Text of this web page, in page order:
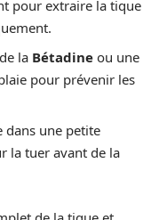
pour extraire la tique
la Bétadine ou une
pour prévenir les
dans une petite
la tuer avant de la